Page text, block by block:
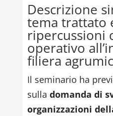
Descrizione
tema trattato
ripercussioni
operativo
filiera
Il seminario ha
sulla domanda di
organizzazioni